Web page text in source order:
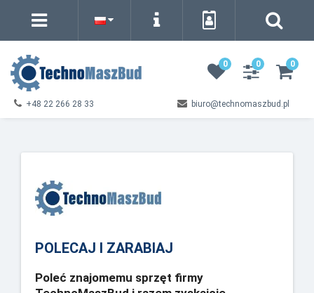
0 0 0
biuro@technomaszbud.pl
+48 22 266 28 33
POLECAJ I ZARABIAJ
Poleć znajomemu sprzęt firmy